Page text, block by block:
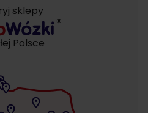
sklepy
Polsce